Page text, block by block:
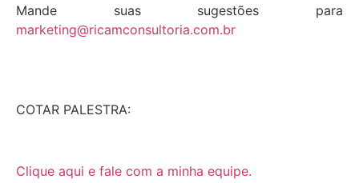
Mande suas sugestões para
marketing@ricamconsultoria.com.br
COTAR PALESTRA:
Clique aqui e fale com a minha equipe.